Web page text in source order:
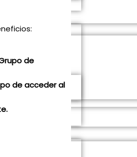
de
de acceder al